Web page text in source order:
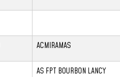
ACMIRAMAS
AS FPT BOURBON LANCY